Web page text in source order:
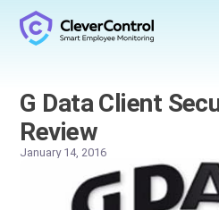
G Data Client
Review
January 14, 2016